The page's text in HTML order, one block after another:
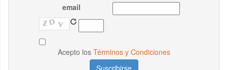
email
Acepto los Términos y Condiciones